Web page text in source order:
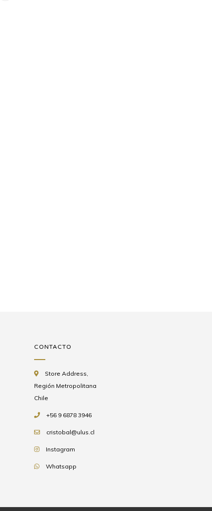
CONTACTO
Store Address,
Región Metropolitana
Chile
+56 9 6878 3946
cristobal@ulus.cl
Instagram
Whatsapp